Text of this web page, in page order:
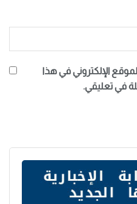
الإلكتروني في هذا
في تعليقي.